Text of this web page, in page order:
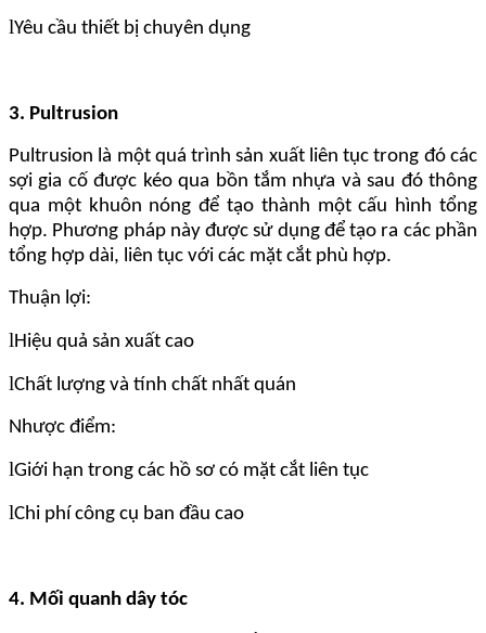
lYêu cầu thiết bị chuyên dụng
3. Pultrusion
Pultrusion là một quá trình sản xuất liên tục trong đó các
sợi gia cố được kéo qua bồn tắm nhựa và sau đó thông
qua một khuôn nóng để tạo thành một cấu hình tổng
hợp. Phương pháp này được sử dụng để tạo ra các phần
tổng hợp dài, liên tục với các mặt cắt phù hợp.
Thuận lợi:
lHiệu quả sản xuất cao
lChất lượng và tính chất nhất quán
Nhược điểm:
lGiới hạn trong các hồ sơ có mặt cắt liên tục
lChi phí công cụ ban đầu cao
4. Mối quanh dây tóc